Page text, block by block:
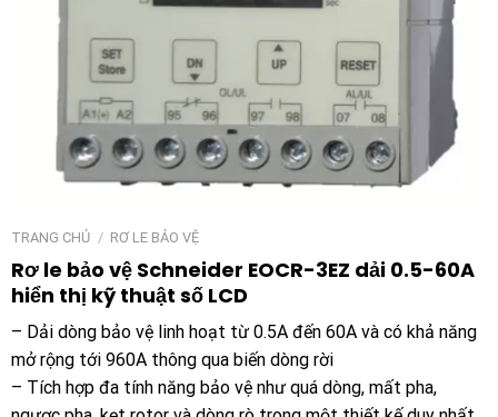
TRANG CHỦ / RƠ LE BẢO VỆ
Rơ le bảo vệ Schneider EOCR-3EZ dải 0.5-60A
hiển thị kỹ thuật số LCD
– Dải dòng bảo vệ linh hoạt từ 0.5A đến 60A và có khả năng
mở rộng tới 960A thông qua biến dòng rời
– Tích hợp đa tính năng bảo vệ như quá dòng, mất pha,